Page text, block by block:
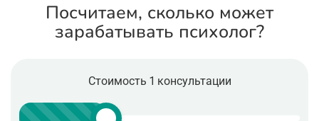
Посчитаем, сколько может
зарабатывать психолог?
Стоимость 1 консультации